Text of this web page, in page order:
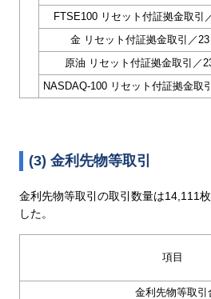
FTSE100 リセット付証拠金取引
金 リセット付証拠金取引／23
原油 リセット付証拠金取引／
NASDAQ-100 リセット付証拠金取
(3) 金利先物等取引
金利先物等取引の取引数量は14,111
した。
項目
金利先物等取引